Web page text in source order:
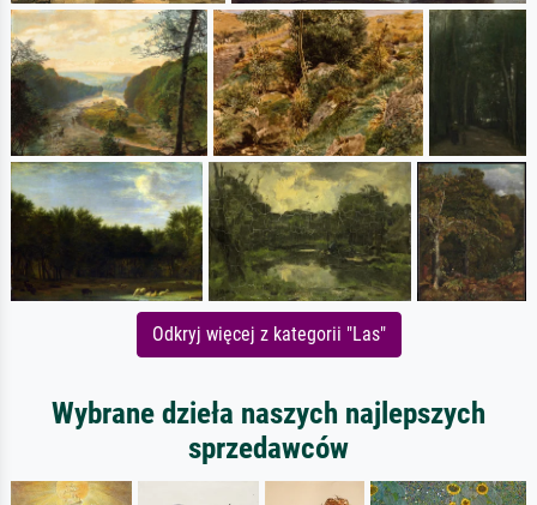
Odkryj więcej z kategorii "Las"
Wybrane dzieła naszych najlepszych
sprzedawców